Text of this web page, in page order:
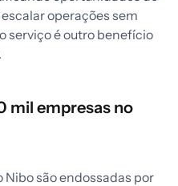
operações sem
serviço é outro benefício
mil empresas no
são endossadas por